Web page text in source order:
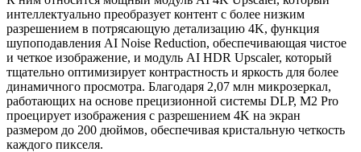
интеллектуально преобразует контент с более низким
разрешением в потрясающую детализацию 4K, функция
шупоподавления AI Noise Reduction, обеспечивающая чистое
и четкое изображение, и модуль AI HDR Upscaler, который
тщательно оптимизирует контрастность и яркость для более
динамичного просмотра. Благодаря 2,07 млн микрозеркал,
работающих на основе прецизионной системы DLP, M2 Pro
проецирует изображения с разрешением 4K на экран
размером до 200 дюймов, обеспечивая кристальную четкость
каждого пикселя.